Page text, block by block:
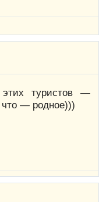
туристов —
что — родное)))